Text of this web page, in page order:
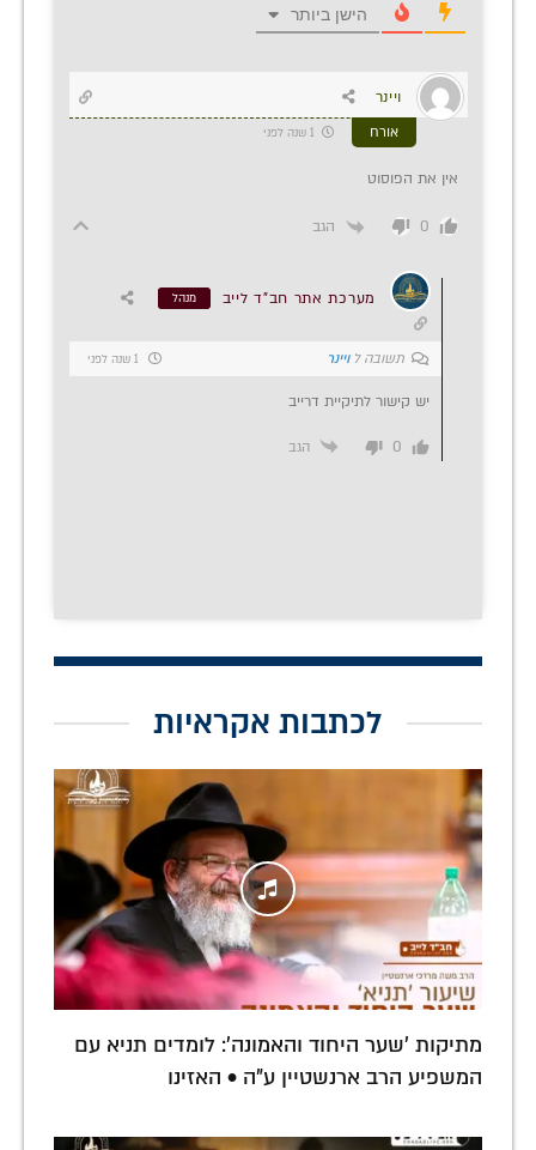
הישן ביותר
ויינר
אורח
אין את הפוסוט
0 הגב
מערכת אתר חב"ד לייב מנהל
תשובה לויינר
יש קישור לתיקיית דרייב
0 הגב
לכתבות אקראיות
מתיקות 'שער היחוד והאמונה': לומדים תניא עם
המשפיע הרב ארנשטיין ע"ה • האזינו